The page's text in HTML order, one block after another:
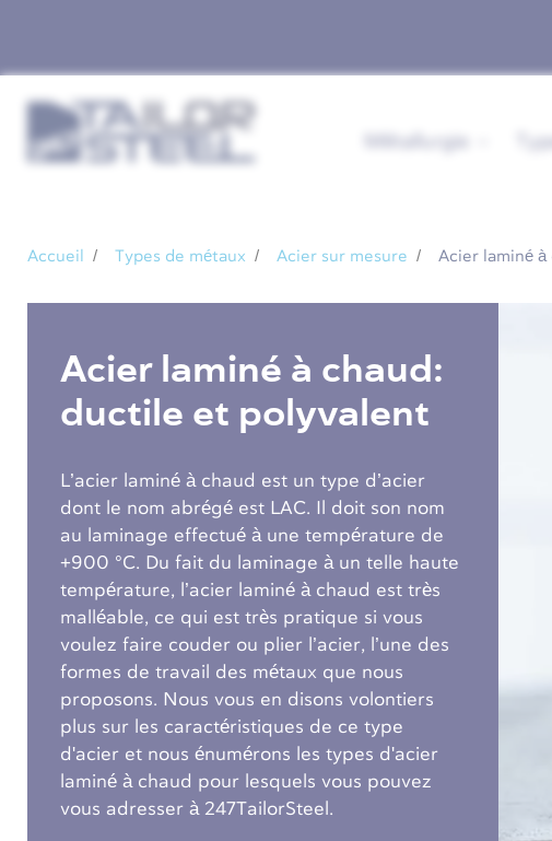
Accueil Types de métaux Acier sur mesure Acier laminé à
Acier laminé à chaud:
ductile et polyvalent
L’acier laminé à chaud est un type d’acier
dont le nom abrégé est LAC. Il doit son nom
au laminage effectué à une température de
+900 °C. Du fait du laminage à un telle haute
température, l’acier laminé à chaud est très
malléable, ce qui est très pratique si vous
voulez faire couder ou plier l’acier, l’une des
formes de travail des métaux que nous
proposons. Nous vous en disons volontiers
plus sur les caractéristiques de ce type
d'acier et nous énumérons les types d'acier
laminé à chaud pour lesquels vous pouvez
vous adresser à 247TailorSteel.